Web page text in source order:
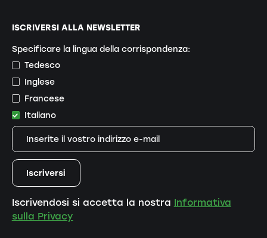
ISCRIVERSI ALLA NEWSLETTER
Specificare la lingua della corrispondenza:
Tedesco
Inglese
Francese
Italiano
Iscrivendosi si accetta la nostra Informativa
sulla Privacy